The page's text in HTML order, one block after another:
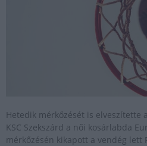
Hetedik mérkőzését is elveszítette
KSC Szekszárd a női kosárlabda
mérkőzésén kikapott a vendég lett